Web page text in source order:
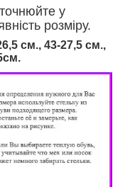
у
розміру.
см., 43-27,5 см.,